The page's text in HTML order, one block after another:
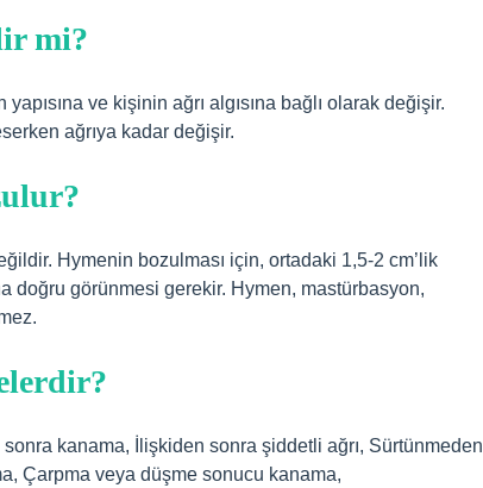
mi?
yapısına ve kişinin ağrı algısına bağlı olarak değişir.
ağrıya kadar değişir.
Hymenin bozulması için, ortadaki 1,5-2 cm’lik
doğru görünmesi gerekir. Hymen, mastürbasyon,
sonra kanama, İlişkiden sonra şiddetli ağrı, Sürtünmeden
Çarpma veya düşme sonucu kanama,